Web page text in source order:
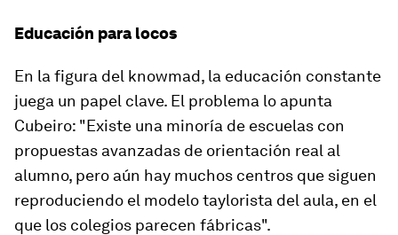
Educación para locos
En la figura del knowmad, la educación constante
juega un papel clave. El problema lo apunta
Cubeiro: "Existe una minoría de escuelas con
propuestas avanzadas de orientación real al
alumno, pero aún hay muchos centros que siguen
reproduciendo el modelo taylorista del aula, en el
que los colegios parecen fábricas".